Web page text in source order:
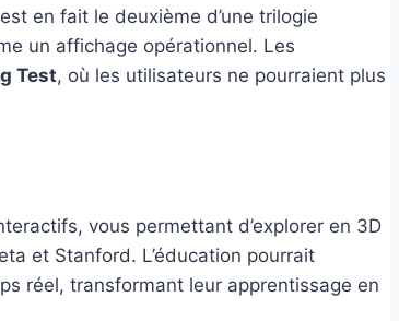
en fait le deuxième d’une trilogie
un affichage opérationnel. Les
Test, où les utilisateurs ne pourraient plus
vous permettant d’explorer en 3D
et Stanford. L’éducation pourrait
réel, transformant leur apprentissage en